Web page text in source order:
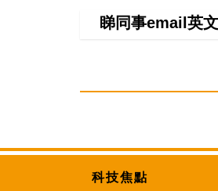
睇同事email英
科技焦點